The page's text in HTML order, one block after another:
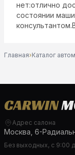
нет:отлично
состоянии
Главная›Каталог
Адрес салона
Москва, 6-
Без выходных, с 9:00